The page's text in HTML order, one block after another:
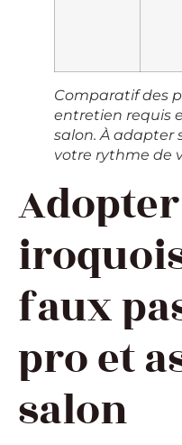
Comparatif des
entretien requis
salon. À adapter
votre rythme de
faux
pro et
salon